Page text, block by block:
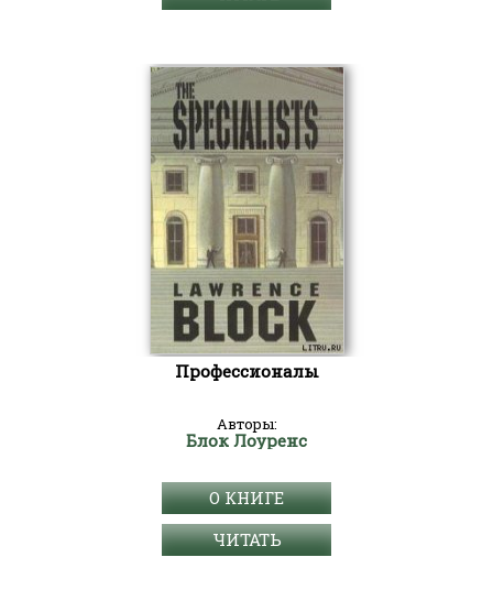
Профессионалы
Авторы:
Блок Лоуренс
О КНИГЕ
ЧИТАТЬ